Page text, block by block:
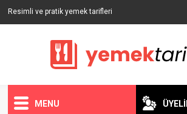
Resimli ve pratik yemek tarifleri
MENU